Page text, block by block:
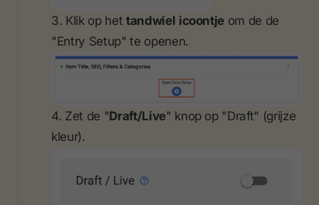
3. Klik op het tandwiel icoontje om de de
"Entry Setup" te openen.
4. Zet de "Draft/Live" knop op "Draft" (grijze
kleur).